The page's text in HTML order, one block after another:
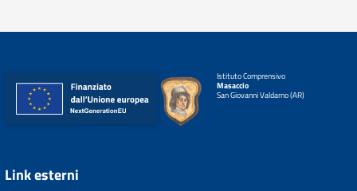
Istituto Comprensivo
Masaccio
San Giovanni Valdarno (AR)
Link esterni